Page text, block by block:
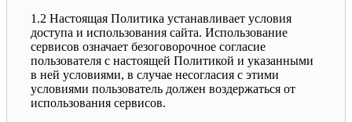
1.2 Настоящая Политика устанавливает условия
доступа и использования сайта. Использование
сервисов означает безоговорочное согласие
пользователя с настоящей Политикой и указанными
в ней условиями, в случае несогласия с этими
условиями пользователь должен воздержаться от
использования сервисов.